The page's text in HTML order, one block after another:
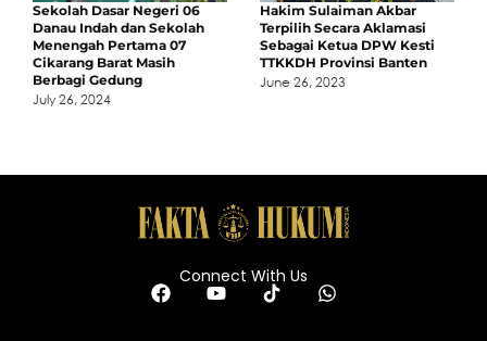
Sekolah Dasar Negeri 06
Danau Indah dan Sekolah
Menengah Pertama 07
Cikarang Barat Masih
Berbagi Gedung
July 26, 2024
Hakim Sulaiman Akbar
Terpilih Secara Aklamasi
Sebagai Ketua DPW Kesti
TTKKDH Provinsi Banten
June 26, 2023
Connect With Us